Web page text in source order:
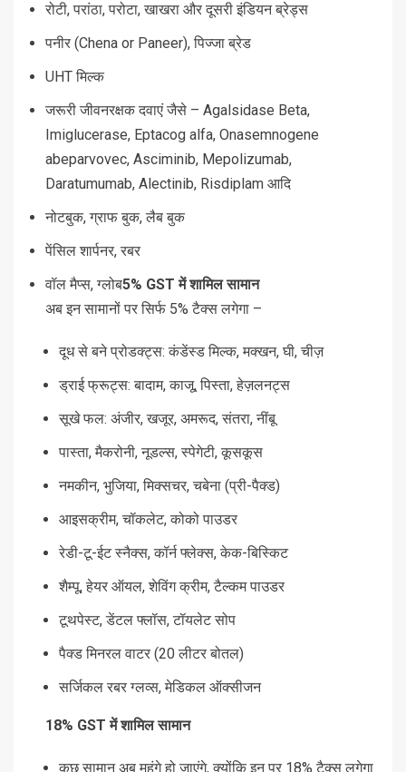
रोटी, परांठा, परोटा, खाखरा और दूसरी इंडियन ब्रेड्स
पनीर (Chena or Paneer), पिज्जा ब्रेड
UHT मिल्क
जरूरी जीवनरक्षक दवाएं जैसे – Agalsidase Beta,
Imiglucerase, Eptacog alfa, Onasemnogene
abeparvovec, Asciminib, Mepolizumab,
Daratumumab, Alectinib, Risdiplam आदि
नोटबुक, ग्राफ बुक, लैब बुक
पेंसिल शार्पनर, रबर
वॉल मैप्स, ग्लोब5% GST में शामिल सामान
अब इन सामानों पर सिर्फ 5% टैक्स लगेगा –
दूध से बने प्रोडक्ट्स: कंडेंस्ड मिल्क, मक्खन, घी, चीज़
ड्राई फ्रूट्स: बादाम, काजू, पिस्ता, हेज़लनट्स
सूखे फल: अंजीर, खजूर, अमरूद, संतरा, नींबू
पास्ता, मैकरोनी, नूडल्स, स्पेगेटी, कूसकूस
नमकीन, भुजिया, मिक्सचर, चबेना (प्री-पैक्ड)
आइसक्रीम, चॉकलेट, कोको पाउडर
रेडी-टू-ईट स्नैक्स, कॉर्न फ्लेक्स, केक-बिस्किट
शैम्पू, हेयर ऑयल, शेविंग क्रीम, टैल्कम पाउडर
टूथपेस्ट, डेंटल फ्लॉस, टॉयलेट सोप
पैक्ड मिनरल वाटर (20 लीटर बोतल)
सर्जिकल रबर ग्लव्स, मेडिकल ऑक्सीजन
18% GST में शामिल सामान
कुछ सामान अब महंगे हो जाएंगे, क्योंकि इन पर 18% टैक्स लगेगा